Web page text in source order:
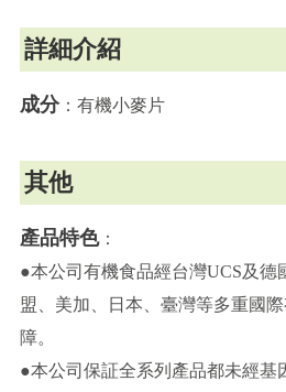
詳細介紹
成分：有機小麥片
其他
產品特色：
●本公司有機食品經台灣UCS及德
盟、美加、日本、臺灣等多重國
障。
●本公司保証全系列產品都未經基